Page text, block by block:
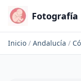
Fotografía
Inicio / Andalucía /